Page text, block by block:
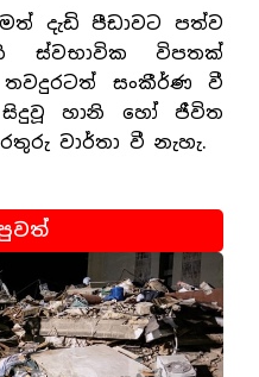
දැඩි පීඩාවට පත්ව
ස්වභාවික විපතක්
සංකීර්ණ වී
සිදුවූ හානි හෝ ජීවිත
වාර්තා වී නැහැ.